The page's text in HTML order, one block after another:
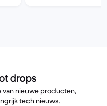
drops
van nieuwe producten,
tech nieuws.